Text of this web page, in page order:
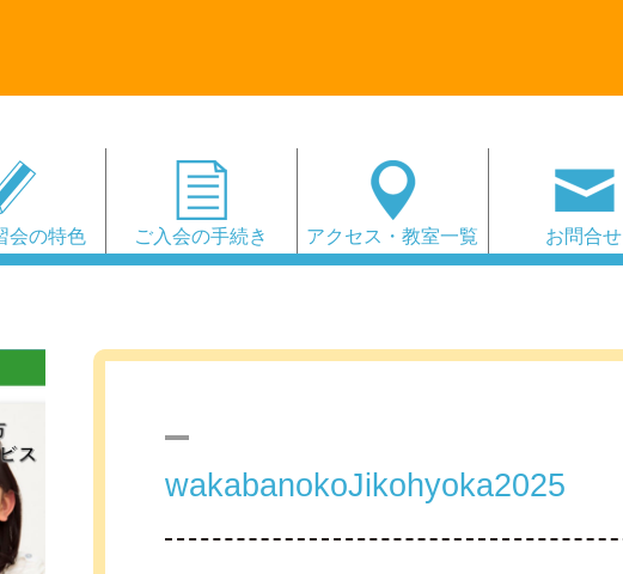
会の特色 ご入会の手続き アクセス・教室一覧 お問合せ
wakabanokoJikohyoka2025